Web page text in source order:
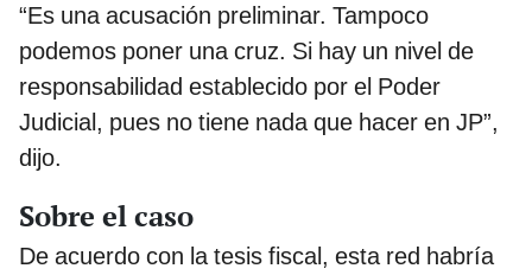
“Es una acusación preliminar. Tampoco
podemos poner una cruz. Si hay un nivel de
responsabilidad establecido por el Poder
Judicial, pues no tiene nada que hacer en JP”,
dijo.
Sobre el caso
De acuerdo con la tesis fiscal, esta red habría